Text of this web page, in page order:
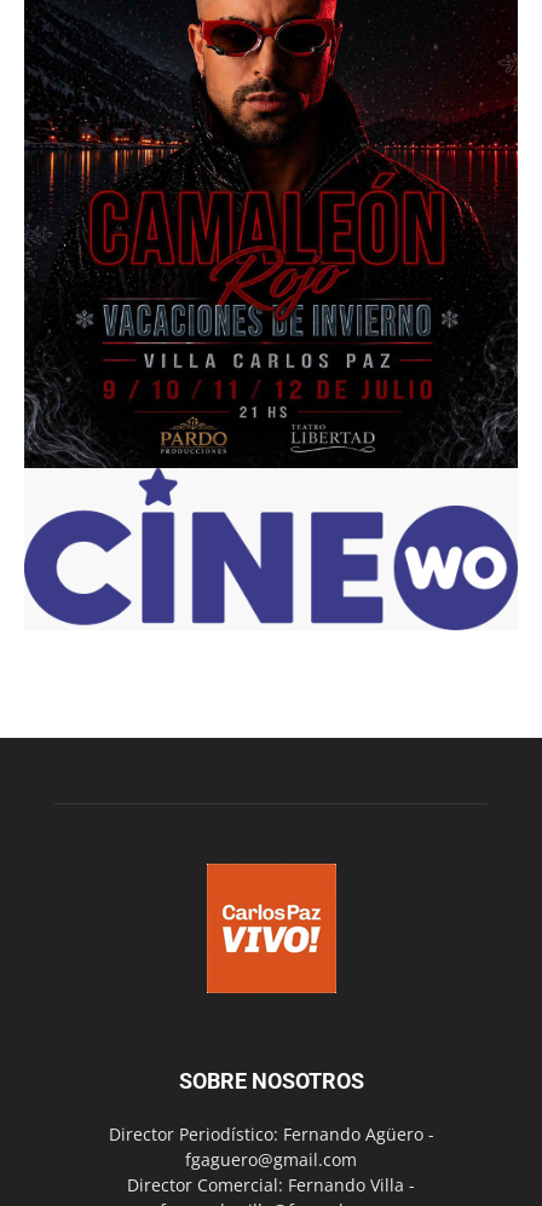
SOBRE NOSOTROS
Director Periodístico: Fernando Agüero -
fgaguero@gmail.com
Director Comercial: Fernando Villa -